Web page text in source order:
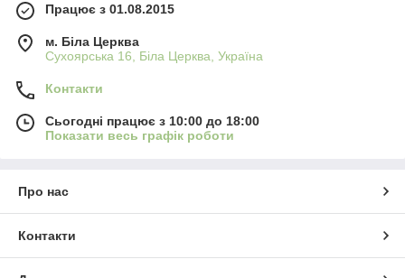
Працює з 01.08.2015
м. Біла Церква
Сухоярська 16, Біла Церква, Україна
Контакти
Сьогодні працює з 10:00 до 18:00
Показати весь графік роботи
Про нас
Контакти